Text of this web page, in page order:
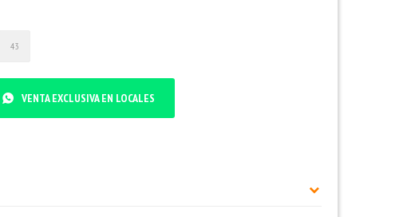
43
VENTA EXCLUSIVA EN LOCALES